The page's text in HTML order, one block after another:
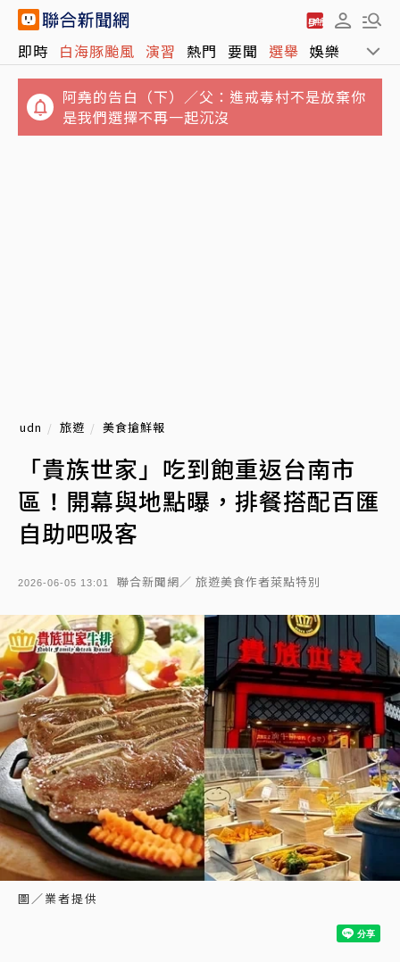
即時 白海豚颱風 演習 熱門 要聞 選舉 娛樂 運動
阿堯的告白（下）／父：進戒毒村不是放棄你
是我們選擇不再一起沉沒
udn 旅遊 美食搶鮮報
「貴族世家」吃到飽重返台南市
區！開幕與地點曝，排餐搭配百匯
自助吧吸客
2026-06-05 13:01 聯合新聞網／ 旅遊美食作者萊點特別
圖／業者提供